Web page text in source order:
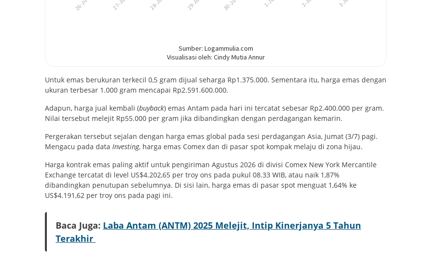
Untuk emas berukuran terkecil 0,5 gram dijual seharga Rp1.375.000. Sementara itu, harga emas dengan
ukuran terbesar 1.000 gram mencapai Rp2.591.600.000.
Adapun, harga jual kembali (buyback) emas Antam pada hari ini tercatat sebesar Rp2.400.000 per gram.
Nilai tersebut melejit Rp55.000 per gram jika dibandingkan dengan perdagangan kemarin.
Pergerakan tersebut sejalan dengan harga emas global pada sesi perdagangan Asia, Jumat (3/7) pagi.
Mengacu pada data Investing, harga emas Comex dan di pasar spot kompak melaju di zona hijau.
Harga kontrak emas paling aktif untuk pengiriman Agustus 2026 di divisi Comex New York Mercantile
Exchange tercatat di level US$4.202,65 per troy ons pada pukul 08.33 WIB, atau naik 1,87%
dibandingkan penutupan sebelumnya. Di sisi lain, harga emas di pasar spot menguat 1,64% ke
US$4.191,62 per troy ons pada pagi ini.
Baca Juga: Laba Antam (ANTM) 2025 Melejit, Intip Kinerjanya 5 Tahun
Terakhir